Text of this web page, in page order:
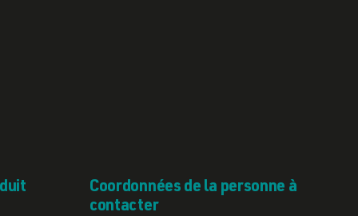
Coordonnées de la personne à
contacter